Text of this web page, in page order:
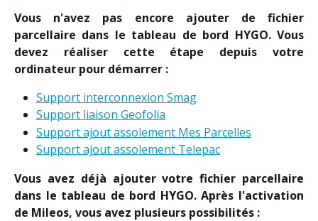
Vous n'avez pas encore ajouter de fichier
parcellaire dans le tableau de bord HYGO. Vous
devez réaliser cette étape depuis votre
ordinateur pour démarrer :
Support interconnexion Smag
Support liaison Geofolia
Support ajout assolement Mes Parcelles
Support ajout assolement Telepac
Vous avez déjà ajouter votre fichier parcellaire
dans le tableau de bord HYGO. Après l'activation
de Mileos, vous avez plusieurs possibilités :